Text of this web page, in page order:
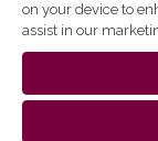
Vilnius University
on your device to
assist in our